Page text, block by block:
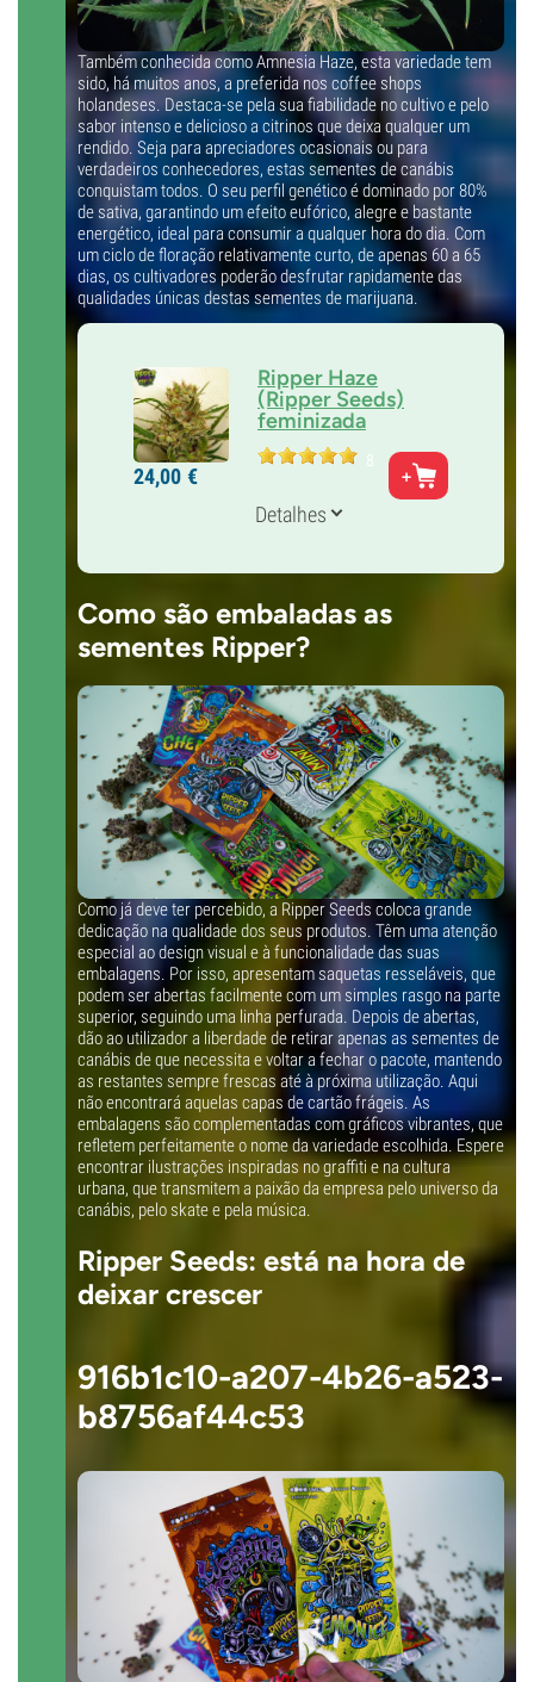
Também conhecida como Amnesia Haze, esta variedade tem
sido, há muitos anos, a preferida nos coffee shops
holandeses. Destaca-se pela sua fiabilidade no cultivo e pelo
sabor intenso e delicioso a citrinos que deixa qualquer um
rendido. Seja para apreciadores ocasionais ou para
verdadeiros conhecedores, estas sementes de canábis
conquistam todos. O seu perfil genético é dominado por 80%
de sativa, garantindo um efeito eufórico, alegre e bastante
energético, ideal para consumir a qualquer hora do dia. Com
um ciclo de floração relativamente curto, de apenas 60 a 65
dias, os cultivadores poderão desfrutar rapidamente das
qualidades únicas destas sementes de marijuana.
Ripper Haze
(Ripper Seeds)
feminizada
8
Pais
Amnesia Haze
Sativa dominante
9-10 semanas
THC
Elevado
CBD
Tipo de floração
Período de luz
24,00 €
Detalhes
Como são embaladas as
sementes Ripper?
Como já deve ter percebido, a Ripper Seeds coloca grande
dedicação na qualidade dos seus produtos. Têm uma atenção
especial ao design visual e à funcionalidade das suas
embalagens. Por isso, apresentam saquetas resseláveis, que
podem ser abertas facilmente com um simples rasgo na parte
superior, seguindo uma linha perfurada. Depois de abertas,
dão ao utilizador a liberdade de retirar apenas as sementes de
canábis de que necessita e voltar a fechar o pacote, mantendo
as restantes sempre frescas até à próxima utilização. Aqui
não encontrará aquelas capas de cartão frágeis. As
embalagens são complementadas com gráficos vibrantes, que
refletem perfeitamente o nome da variedade escolhida. Espere
encontrar ilustrações inspiradas no graffiti e na cultura
urbana, que transmitem a paixão da empresa pelo universo da
canábis, pelo skate e pela música.
Ripper Seeds: está na hora de
deixar crescer
916b1c10-a207-4b26-a523-
b8756af44c53